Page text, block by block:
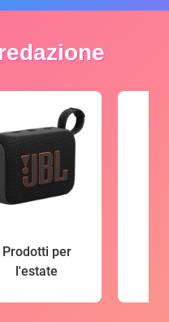
Prodotti per
l'estate